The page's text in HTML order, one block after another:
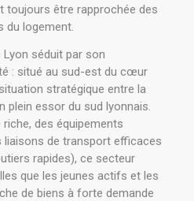
toujours être rapprochée des
du logement.
séduit par son
: situé au sud-est du cœur
stratégique entre la
plein essor du sud lyonnais.
des équipements
de transport efficaces
rapides), ce secteur
que les jeunes actifs et les
de biens à forte demande